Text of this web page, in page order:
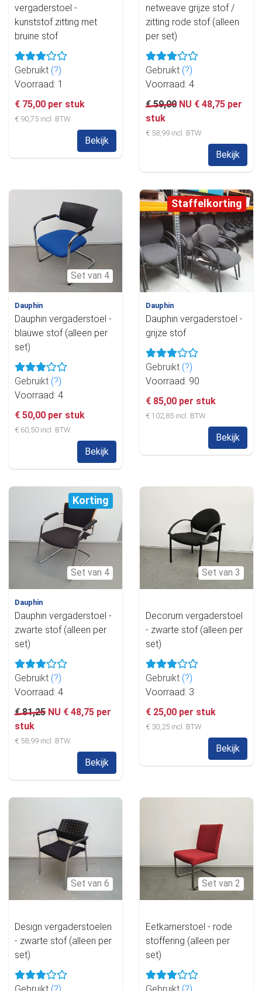
vergaderstoel -
kunststof zitting met
bruine stof
Gebruikt (?)
Voorraad: 1
€ 75,00 per stuk
€ 90,75 incl. BTW
Bekijk
netweave grijze stof /
zitting rode stof (alleen
per set)
Gebruikt (?)
Voorraad: 4
€ 59,00 NU € 48,75 per
stuk
€ 58,99 incl. BTW
Bekijk
Set van 4
Dauphin
Dauphin vergaderstoel -
blauwe stof (alleen per
set)
Gebruikt (?)
Voorraad: 4
€ 50,00 per stuk
€ 60,50 incl. BTW
Bekijk
Staffelkorting
Dauphin
Dauphin vergaderstoel -
grijze stof
Gebruikt (?)
Voorraad: 90
€ 85,00 per stuk
€ 102,85 incl. BTW
Bekijk
Korting
Set van 4
Dauphin
Dauphin vergaderstoel -
zwarte stof (alleen per
set)
Gebruikt (?)
Voorraad: 4
€ 81,25 NU € 48,75 per
stuk
€ 58,99 incl. BTW
Bekijk
Set van 3
Decorum vergaderstoel
- zwarte stof (alleen per
set)
Gebruikt (?)
Voorraad: 3
€ 25,00 per stuk
€ 30,25 incl. BTW
Bekijk
Set van 6
Design vergaderstoelen
- zwarte stof (alleen per
set)
Set van 2
Eetkamerstoel - rode
stoffering (alleen per
set)